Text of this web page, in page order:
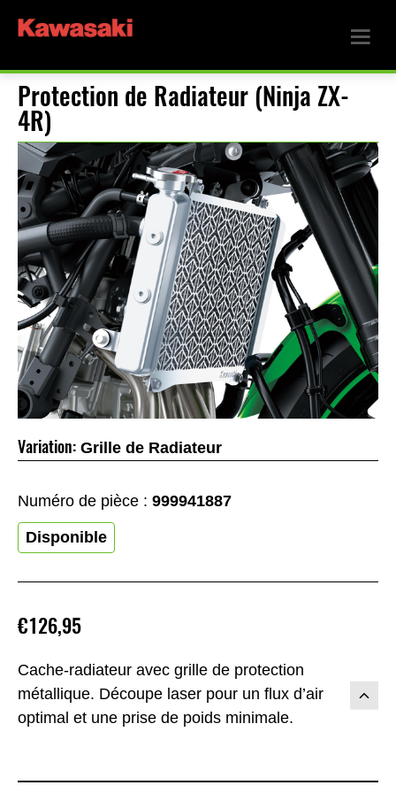
Protection de Radiateur (Ninja ZX-
4R)
Cache-radiateur avec grille de protection
métallique. Découpe laser pour un flux d’air
optimal et une prise de poids minimale.
€126,95
Variation: Grille de Radiateur
Numéro de pièce : 999941887
Disponible